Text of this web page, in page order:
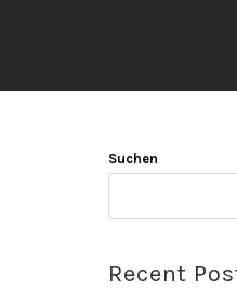
Suchen
Recent